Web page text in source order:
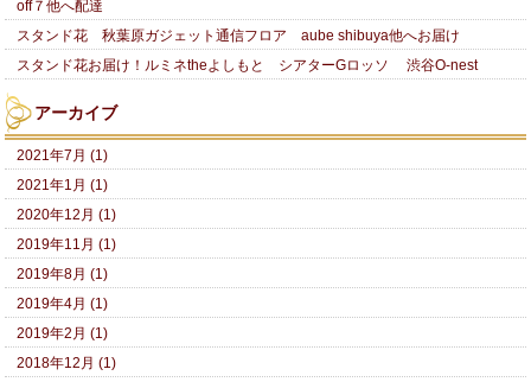
off７他へ配達
スタンド花 秋葉原ガジェット通信フロア aube shibuya他へお届け
スタンド花お届け！ルミネtheよしもと シアターGロッソ 渋谷O-nest
アーカイブ
2021年7月 (1)
2021年1月 (1)
2020年12月 (1)
2019年11月 (1)
2019年8月 (1)
2019年4月 (1)
2019年2月 (1)
2018年12月 (1)